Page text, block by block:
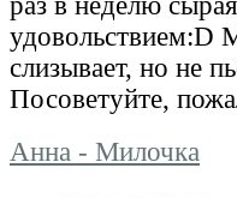
удовольствием:D
слизывает, но не
Посоветуйте,
Анна - Милочка